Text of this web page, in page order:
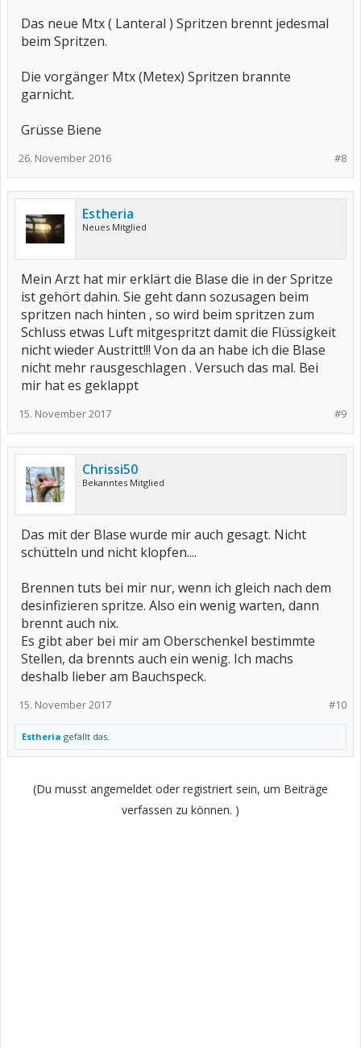
Das neue Mtx ( Lanteral ) Spritzen brennt jedesmal
beim Spritzen.
Die vorgänger Mtx (Metex) Spritzen brannte
garnicht.
Grüsse Biene
#8
26. November 2016
Estheria
Neues Mitglied
Mein Arzt hat mir erklärt die Blase die in der Spritze
ist gehört dahin. Sie geht dann sozusagen beim
spritzen nach hinten , so wird beim spritzen zum
Schluss etwas Luft mitgespritzt damit die Flüssigkeit
nicht wieder Austritt!!! Von da an habe ich die Blase
nicht mehr rausgeschlagen . Versuch das mal. Bei
mir hat es geklappt
#9
15. November 2017
Chrissi50
Bekanntes Mitglied
Das mit der Blase wurde mir auch gesagt. Nicht
schütteln und nicht klopfen....
Brennen tuts bei mir nur, wenn ich gleich nach dem
desinfizieren spritze. Also ein wenig warten, dann
brennt auch nix.
Es gibt aber bei mir am Oberschenkel bestimmte
Stellen, da brennts auch ein wenig. Ich machs
deshalb lieber am Bauchspeck.
#10
15. November 2017
Estheria gefällt das.
(Du musst angemeldet oder registriert sein, um Beiträge
verfassen zu können. )